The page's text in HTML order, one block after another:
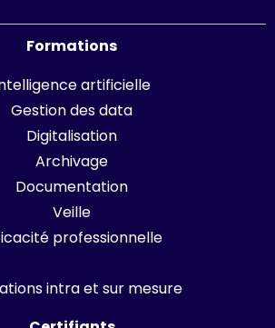
Formations
artificielle
Gestion des data
Digitalisation
Archivage
Documentation
Veille
professionnelle
intra et sur mesure